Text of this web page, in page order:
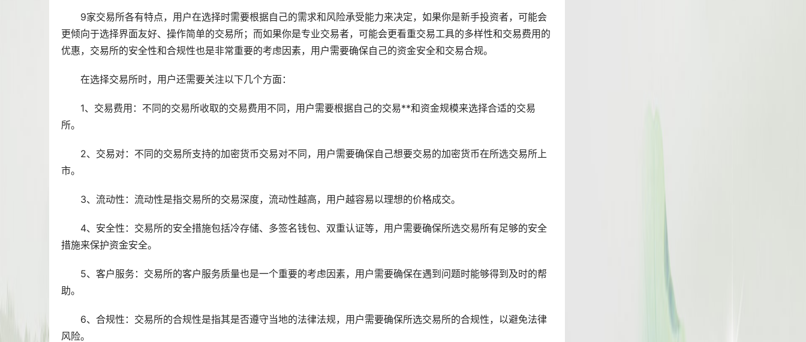
9家交易所各有特点，用户在选择时需要根据自己的需求和风险承受能力来决定，如果你是新手投资者，可能会
更倾向于选择界面友好、操作简单的交易所；而如果你是专业交易者，可能会更看重交易工具的多样性和交易费用的
优惠，交易所的安全性和合规性也是非常重要的考虑因素，用户需要确保自己的资金安全和交易合规。
在选择交易所时，用户还需要关注以下几个方面：
1、交易费用：不同的交易所收取的交易费用不同，用户需要根据自己的交易**和资金规模来选择合适的交易
所。
2、交易对：不同的交易所支持的加密货币交易对不同，用户需要确保自己想要交易的加密货币在所选交易所上
市。
3、流动性：流动性是指交易所的交易深度，流动性越高，用户越容易以理想的价格成交。
4、安全性：交易所的安全措施包括冷存储、多签名钱包、双重认证等，用户需要确保所选交易所有足够的安全
措施来保护资金安全。
5、客户服务：交易所的客户服务质量也是一个重要的考虑因素，用户需要确保在遇到问题时能够得到及时的帮
助。
6、合规性：交易所的合规性是指其是否遵守当地的法律法规，用户需要确保所选交易所的合规性，以避免法律
风险。